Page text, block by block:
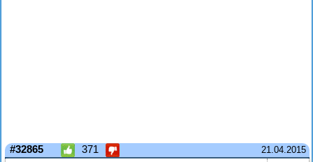
21.04.2015
#32865 371